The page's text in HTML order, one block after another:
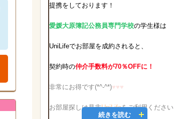
提携をしております！
愛媛大原簿記公務員専門学校の学生様は
UniLifeでお部屋を成約されると、
契約時の仲介手数料が70％OFFに！
非常にお得です(*^-^*)♥♥♥
お部屋探しは是非UniLifeをご利用ください
続きを読む